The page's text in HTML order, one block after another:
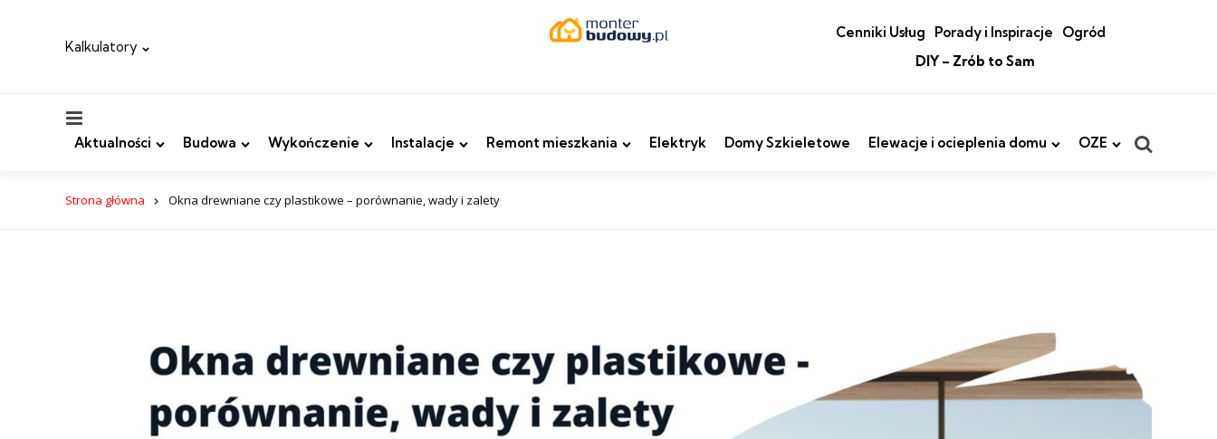
Kalkulatory
Cenniki Usług Porady i Inspiracje
Ogród
DIY – Zrób to Sam
Aktualności Budowa Wykończenie Instalacje Remont mieszkania Elektryk Domy Szkieletowe Elewacje i ocieplenia domu OZE
Strona główna Okna drewniane czy plastikowe – porównanie, wady i zalety